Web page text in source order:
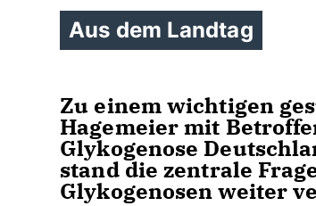
Aus dem Landtag
Zu einem wichtigen
Hagemeier mit
Glykogenose
stand die zentrale
Glykogenosen weiter